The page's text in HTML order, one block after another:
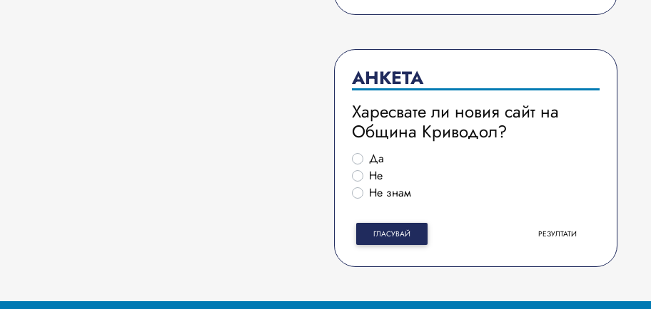
АНКЕТА
Харесвате ли новия сайт на
Община Криводол?
Да
Не
Не знам
ГЛАСУВАЙ РЕЗУЛТАТИ